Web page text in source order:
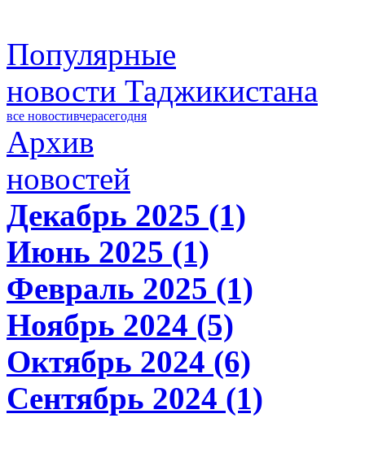
Популярные
новости Таджикистана
все новостивчерасегодня
Архив
новостей
Декабрь 2025 (1)
Июнь 2025 (1)
Февраль 2025 (1)
Ноябрь 2024 (5)
Октябрь 2024 (6)
Сентябрь 2024 (1)